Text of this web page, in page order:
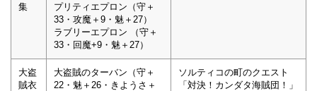
集
プリティエプロン（守＋
33・攻魔＋9・魅＋27）
ラブリーエプロン （守＋
33・回魔+9・魅＋27）
大盗
賊衣
大盗賊のターバン（守＋
22・魅＋26・きようさ＋
ソルティコの町のクエスト
「対決！カンダタ海賊団！」